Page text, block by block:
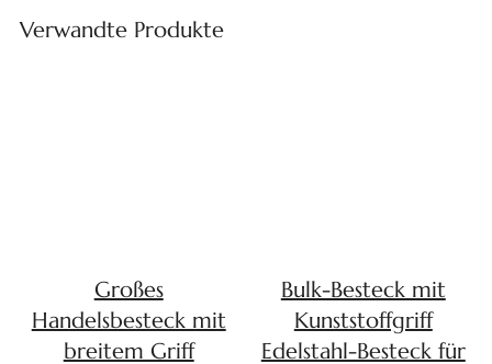
Verwandte Produkte
Großes
Handelsbesteck mit
breitem Griff
Bulk-Besteck mit
Kunststoffgriff
Edelstahl-Besteck für